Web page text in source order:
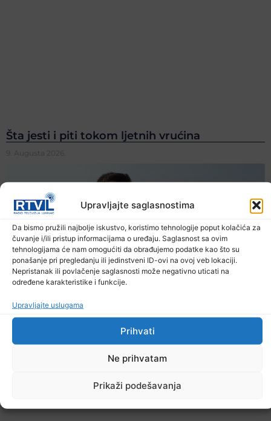
Upravljajte saglasnostima
Da bismo pružili najbolje iskustvo, koristimo tehnologije poput kolačića za
čuvanje i/ili pristup informacijama o uređaju. Saglasnost sa ovim
tehnologijama će nam omogućiti da obrađujemo podatke kao što su
ponašanje pri pregledanju ili jedinstveni ID-ovi na ovoj veb lokaciji.
Nepristanak ili povlačenje saglasnosti može negativno uticati na
određene karakteristike i funkcije.
Upravljajte uslugama
Prihvati
Ne prihvatam
Prikaži podešavanja
Šta jesti i piti tokom ljetnih vrućina
9. Augusta 2026.